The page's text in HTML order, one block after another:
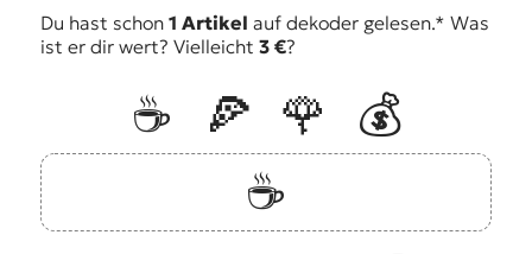
Du hast schon 1 Artikel auf dekoder gelesen.* Was
ist er dir wert? Vielleicht 3 €?
☕️ 🍕 🌹
💰
☕️